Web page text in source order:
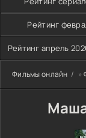
Рейтинг
Рейтинг апрель
Фильмы онлайн »